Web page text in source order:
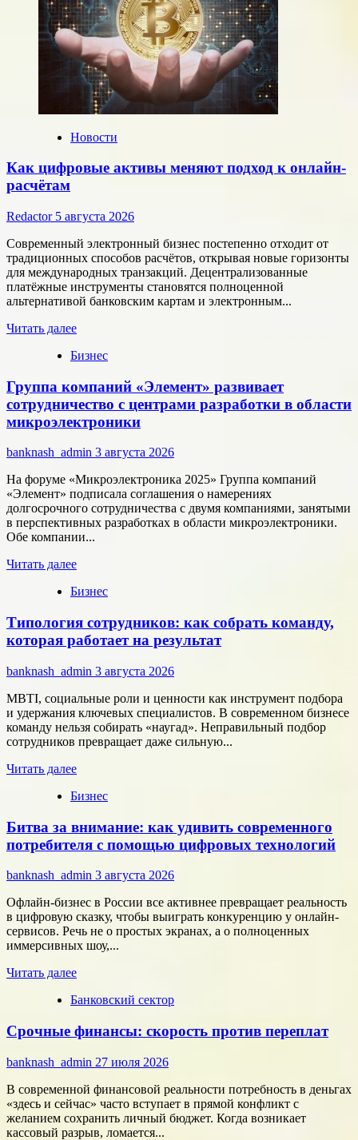
Новости
Как цифровые активы меняют подход к онлайн-
расчётам
Redactor 5 августа 2026
Современный электронный бизнес постепенно отходит от
традиционных способов расчётов, открывая новые горизонты
для международных транзакций. Децентрализованные
платёжные инструменты становятся полноценной
альтернативой банковским картам и электронным...
Читать далееПрочитать
о
цифровые
активы
меняют
подход
онлайн-
Бизнес
Группа компаний «Элемент» развивает
сотрудничество с центрами разработки в области
микроэлектроники
banknash_admin 3 августа 2026
На форуме «Микроэлектроника 2025» Группа компаний
«Элемент» подписала соглашения о намерениях
долгосрочного сотрудничества с двумя компаниями, занятыми
в перспективных разработках в области микроэлектроники.
Обе компании...
Читать далееПрочитать
о
компаний
«Элемент»
развивает
сотрудничество
с
центрами
разработки
в
области
микроэлектроники
Бизнес
Типология сотрудников: как собрать команду,
которая работает на результат
banknash_admin 3 августа 2026
MBTI, социальные роли и ценности как инструмент подбора
и удержания ключевых специалистов. В современном бизнесе
команду нельзя собирать «наугад». Неправильный подбор
сотрудников превращает даже сильную...
Читать далееПрочитать
о
сотрудников:
как
собрать
команду,
которая
работает
на
результат
Бизнес
Битва за внимание: как удивить современного
потребителя с помощью цифровых технологий
banknash_admin 3 августа 2026
Офлайн-бизнес в России все активнее превращает реальность
в цифровую сказку, чтобы выиграть конкуренцию у онлайн-
сервисов. Речь не о простых экранах, а о полноценных
иммерсивных шоу,...
Читать далееПрочитать
о
за
внимание:
как
удивить
современного
потребителя
с
помощью
Банковский сектор
Срочные финансы: скорость против переплат
banknash_admin 27 июля 2026
В современной финансовой реальности потребность в деньгах
«здесь и сейчас» часто вступает в прямой конфликт с
желанием сохранить личный бюджет. Когда возникает
кассовый разрыв, ломается...